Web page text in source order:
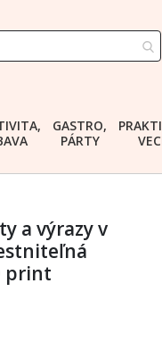
GASTRO,
PÁRTY
a výrazy v
print